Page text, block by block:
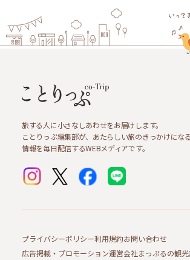
旅する人に小さなしあわせをお届けします。
ことりっぷ編集部が、あたらしい旅のきっかけになる
情報を毎日配信するWEBメディアです。
プライバシーポリシー利用規約お問い合わせ
広告掲載・プロモーション運営会社まっぷるの観